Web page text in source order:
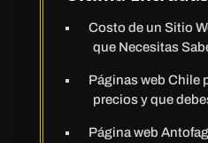
Costo de un Sitio
que Necesitas
Páginas web Chile
precios y que
Página web